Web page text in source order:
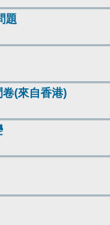
題
(來自香港)